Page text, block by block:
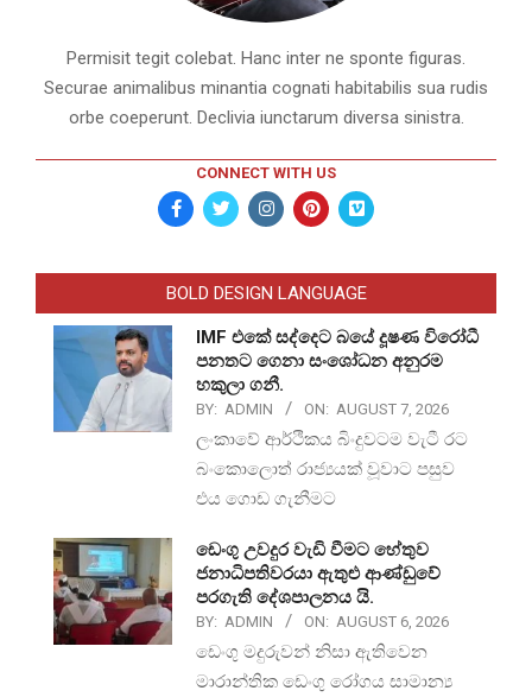
Permisit tegit colebat. Hanc inter ne sponte figuras.
Securae animalibus minantia cognati habitabilis sua rudis
orbe coeperunt. Declivia iunctarum diversa sinistra.
CONNECT WITH US
BOLD DESIGN LANGUAGE
IMF එකේ සද්දෙට බයේ දූෂණ විරෝධී
පනතට ගෙනා සංශෝධන අනුරම
හකුලා ගනී.
BY: ADMIN ON: AUGUST 7, 2026
ලංකාවේ ආර්ථිකය බිංදුවටම වැටී රට
බංකොලොත් රාජ්‍යයක් වූවාට පසුව
එය ගොඩ ගැනීමට
ඩෙංගු උවදුර වැඩි වීමට හේතුව
ජනාධිපතිවරයා ඇතුළු ආණ්ඩුවේ
පරගැති දේශපාලනය යි.
BY: ADMIN ON: AUGUST 6, 2026
ඩෙංගු මදුරුවන් නිසා ඇතිවෙන
මාරාන්තික ඩෙංගු රෝගය සාමාන්‍ය